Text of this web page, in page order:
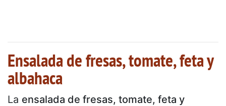
Ensalada de fresas, tomate, feta y
albahaca
La ensalada de fresas, tomate, feta y